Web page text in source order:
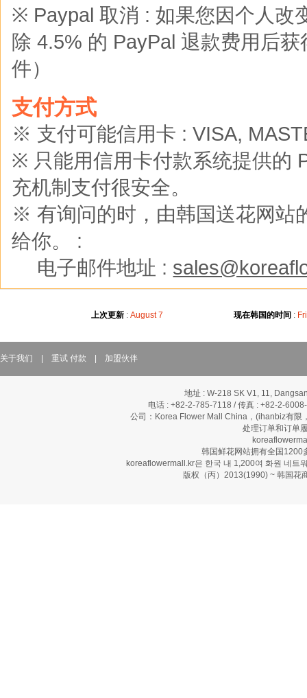
※ Paypal 取消 : 如果您因个人改
除 4.5% 的 PayPal 退款费用后
件）
支付方式
※ 支付可能信用卡 : VISA,
※ 只能用信用卡付款系统提供的
充机制支付很安全。
※ 有询问的时，由韩国送花网站
给你。 :
电子邮件地址 :
上次更新 : August 7 现在韩国的时间 :
关于我们 重试 付款 加盟伙伴
地址 : W-218 SK V1, 11,
电话 : +82-2-785-7118 / 传真 : +82-2-
公司：Korea Flower Mall China，(ihanbiz有限
处理订单和订单
韩国鲜花网站拥有全国1200
koreaflowermall.kr은 한국 내 1,200여 화원 네트
版权（丙）2013(1990) ~ 韩国花